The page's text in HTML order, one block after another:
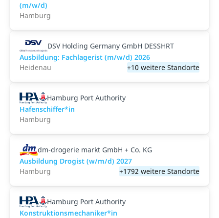
(m/w/d)
Hamburg
DSV Holding Germany GmbH DESSHRT
Ausbildung: Fachlagerist (m/w/d) 2026
Heidenau
+10 weitere Standorte
Hamburg Port Authority
Hafenschiffer*in
Hamburg
dm-drogerie markt GmbH + Co. KG
Ausbildung Drogist (w/m/d) 2027
Hamburg
+1792 weitere Standorte
Hamburg Port Authority
Konstruktionsmechaniker*in